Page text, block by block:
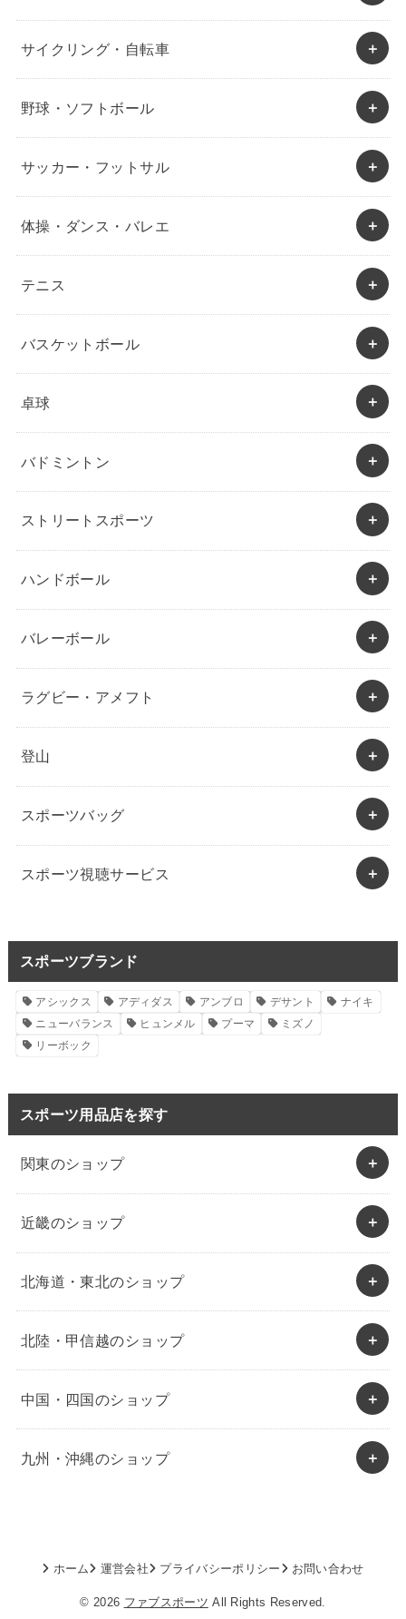
サイクリング・自転車
野球・ソフトボール
サッカー・フットサル
体操・ダンス・バレエ
テニス
バスケットボール
卓球
バドミントン
ストリートスポーツ
ハンドボール
バレーボール
ラグビー・アメフト
登山
スポーツバッグ
スポーツ視聴サービス
スポーツブランド
アシックス アディダス アンブロ デサント
ナイキ
ニューバランス
ヒュンメル プーマ
ミズノ
リーボック
スポーツ用品店を探す
関東のショップ
近畿のショップ
北海道・東北のショップ
北陸・甲信越のショップ
中国・四国のショップ
九州・沖縄のショップ
ホーム 運営会社 プライバシーポリシー お問い合わせ
© 2026 ファブスポーツ All Rights Reserved.